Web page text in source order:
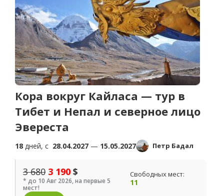
Кора вокруг Кайласа — тур в
Тибет и Непал и северное лицо
Эвереста
18 дней, c 28.04.2027 — 15.05.2027 Петр Бадал
3 680 3 190 $
* до 10 Авг 2026, на первые 5
мест!
Свободных мест:
11